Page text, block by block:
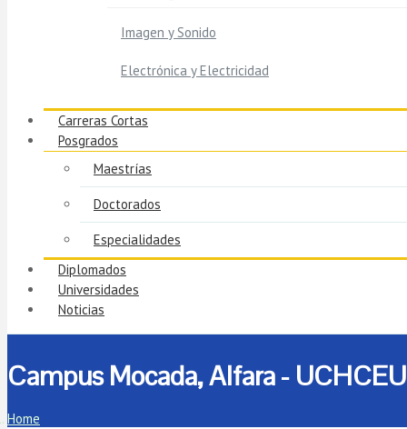
Imagen y Sonido
Electrónica y Electricidad
Carreras Cortas
Posgrados
Maestrías
Doctorados
Especialidades
Diplomados
Universidades
Noticias
Campus Mocada, Alfara - UCHCEU
Home